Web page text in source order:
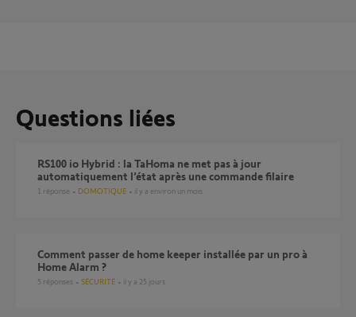
Questions liées
RS100 io Hybrid : la TaHoma ne met pas à jour
automatiquement l’état après une commande filaire
1 réponse DOMOTIQUE il y a environ un mois
Comment passer de home keeper installée par un pro à
Home Alarm ?
5 réponses SÉCURITÉ il y a 25 jours